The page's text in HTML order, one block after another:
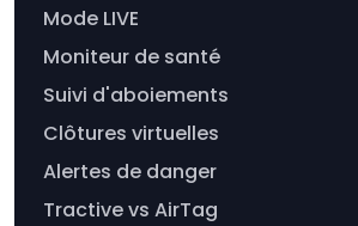
Mode LIVE
Moniteur de santé
Suivi d'aboiements
Clôtures virtuelles
Alertes de danger
Tractive vs AirTag